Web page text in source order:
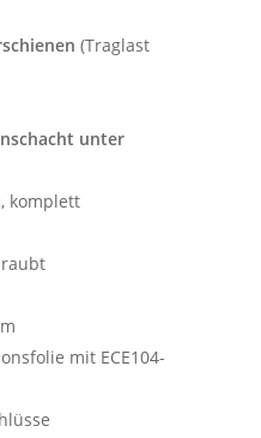
(Traglast
unter
, komplett
mit ECE104-